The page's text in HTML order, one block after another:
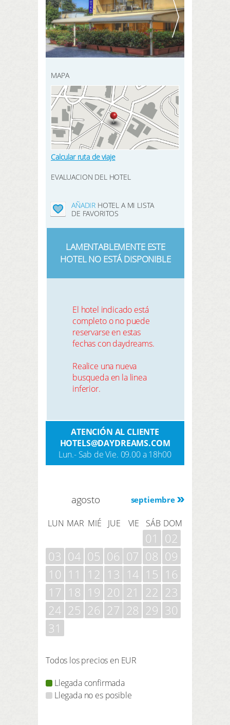
REGISTRARSE AQUÍ
BUSCAR
MAPA
Calcular ruta de viaje
EVALUACION DEL HOTEL
AÑADIR HOTEL A MI LISTA
DE FAVORITOS
LAMENTABLEMENTE ESTE
HOTEL NO ESTÁ DISPONIBLE
El hotel indicado está
completo o no puede
reservarse en estas
fechas con daydreams.
Realice una nueva
busqueda en la linea
inferior.
ATENCIÓN AL CLIENTE
HOTELS@DAYDREAMS.COM
Lun.- Sab de Vie. 09.00 a 18h00
septiembre
agosto
LUN MAR MIÉ JUE VIE SÁB DOM
01
02
03 04 05 06 07 08 09
10 11 12 13 14 15 16
17 18 19 20 21 22 23
24 25 26 27 28 29 30
31
Todos los precios en EUR
Llegada confirmada
Llegada no es posible